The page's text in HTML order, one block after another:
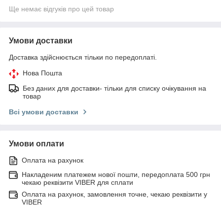
Ще немає відгуків про цей товар
Умови доставки
Доставка здійснюється тільки по передоплаті.
Нова Пошта
Без даних для доставки- тільки для списку очікування на
товар
Всі умови доставки
Умови оплати
Оплата на рахунок
Накладеним платежем нової пошти, передоплата 500 грн
чекаю реквізити VIBER для сплати
Оплата на рахунок, замовлення точне, чекаю реквізити у
VIBER